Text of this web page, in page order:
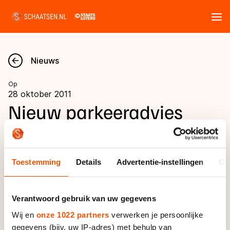
Toestemming Details Advertentie-instellingen
Verantwoord gebruik van uw gegevens
Wij en onze 1022 partners verwerken je persoonlijke
gegevens (bijv. uw IP-adres) met behulp van
Nieuws
Kalender
Disciplines
Langebaan
Inlineskaten
Uitslagen
Marathon
Tijden & historie
Ranglijsten Langebaan
Nieuws
Op
28 oktober 2011
Nieuw parkeeradvies
KNSB Verenigingsdag
AMSTERDAM - Graag willen wij u informeren
over het wijzigen van de parkeerplaatsen voor de
oktober in Utrecht gehouden wordt.